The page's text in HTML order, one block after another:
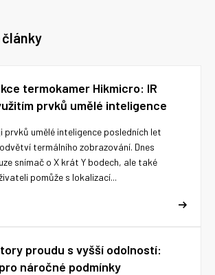
články
termokamer Hikmicro: IR
prvků umělé inteligence
prvků umělé inteligence posledních let
termálního zobrazování. Dnes
snímač o X krát Y bodech, ale také
pomůže s lokalizací...
proudu s vyšší odolností:
náročné podmínky